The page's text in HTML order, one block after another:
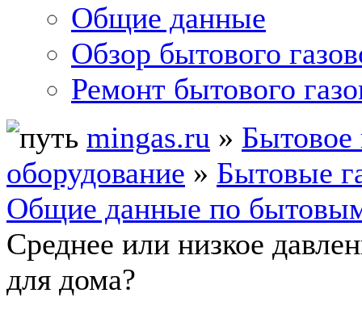
Общие данные
Обзор бытового
Ремонт бытового
mingas.ru » Бытовое
оборудование » Бытовые
Общие данные по
Среднее или низкое
для дома?